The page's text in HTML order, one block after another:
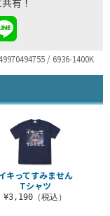
/ 6936-1400K
キってすみません
Tシャツ
¥3,190（税込）